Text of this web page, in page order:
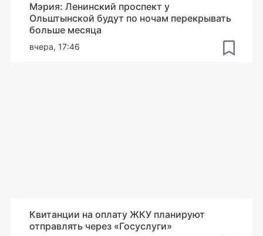
Мэрия: Ленинский проспект у
Ольштынской будут по ночам перекрывать
больше месяца
вчера, 17:46
Квитанции на оплату ЖКУ планируют
отправлять через «Госуслуги»